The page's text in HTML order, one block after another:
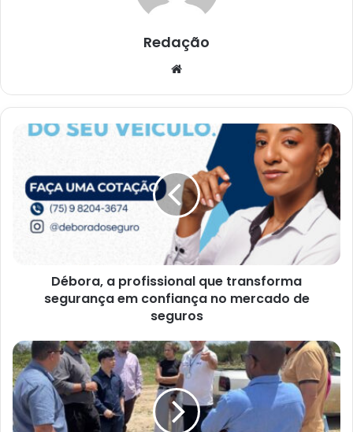
Redação
Débora,
que
transforma
segurança
mercadoDébora, a profissional que transforma
segurança em confiança no mercado de
seguros
Euricles
Neto
e
Edson
Ribeiro